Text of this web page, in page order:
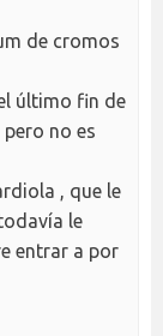
de cromos
último fin de
no es
, que le
le
entrar a por